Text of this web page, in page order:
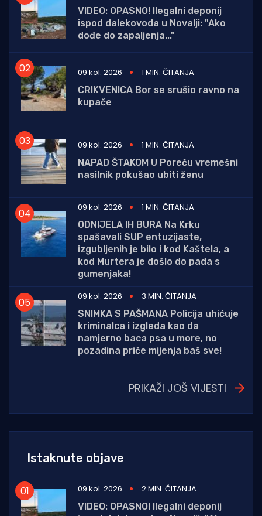
VIDEO: OPASNO! Ilegalni deponij
ispod dalekovoda u Novalji: "Ako
dođe do zapaljenja..."
09 kol. 2026
1 MIN. ČITANJA
CRIKVENICA Bor se srušio ravno na
kupače
09 kol. 2026
1 MIN. ČITANJA
NAPAD ŠTAKOM U Poreču vremešni
nasilnik pokušao ubiti ženu
09 kol. 2026
1 MIN. ČITANJA
ODNIJELA IH BURA Na Krku
spašavali SUP entuzijaste,
izgubljenih je bilo i kod Kaštela, a
kod Murtera je došlo do pada s
gumenjaka!
09 kol. 2026
3 MIN. ČITANJA
SNIMKA S PAŠMANA Policija uhićuje
kriminalca i izgleda kao da
namjerno baca psa u more, no
pozadina priče mijenja baš sve!
PRIKAŽI JOŠ VIJESTI
Istaknute objave
09 kol. 2026
2 MIN. ČITANJA
VIDEO: OPASNO! Ilegalni deponij